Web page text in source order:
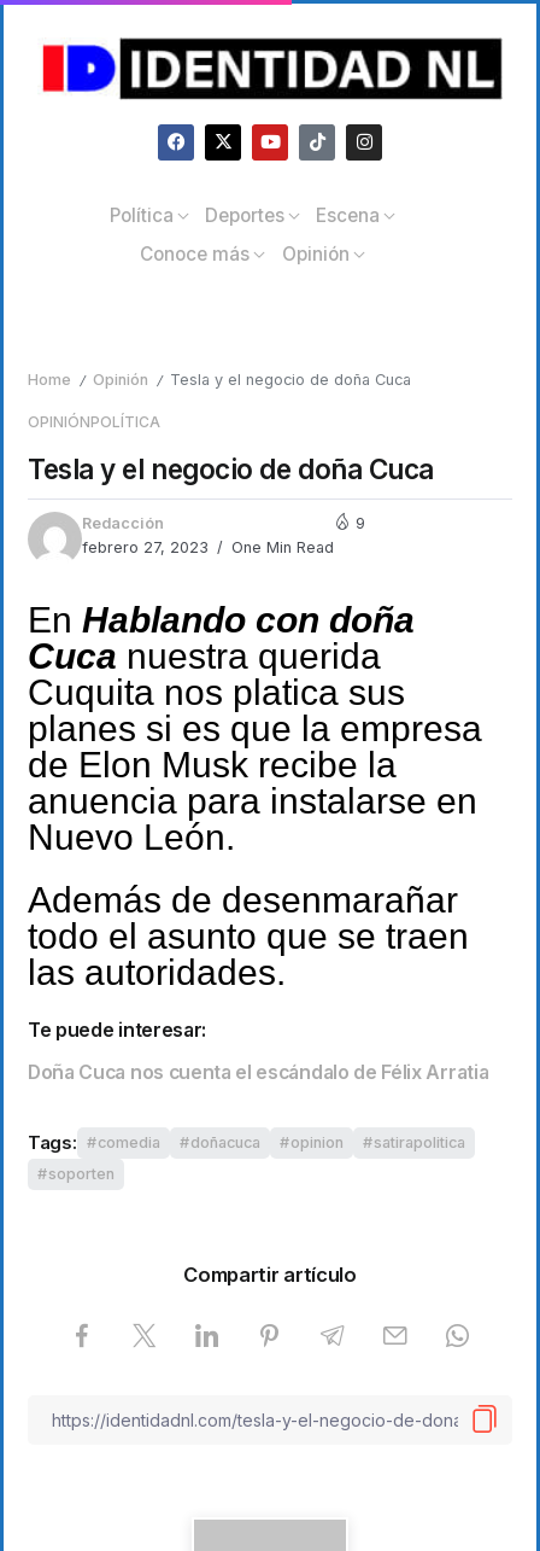
Política Deportes
Escena
Conoce más
Opinión
Home / Opinión / Tesla y el negocio de doña Cuca
OPINIÓNPOLÍTICA
Tesla y el negocio de doña Cuca
Redacción
febrero 27, 2023
One Min Read
9
En Hablando con doña
Cuca nuestra querida
Cuquita nos platica sus
planes si es que la empresa
de Elon Musk recibe la
anuencia para instalarse en
Nuevo León.
Además de desenmarañar
todo el asunto que se traen
las autoridades.
Te puede interesar:
Doña Cuca nos cuenta el escándalo de Félix Arratia
Tags: comedia doñacuca opinion
satirapolitica
soporten
Compartir artículo